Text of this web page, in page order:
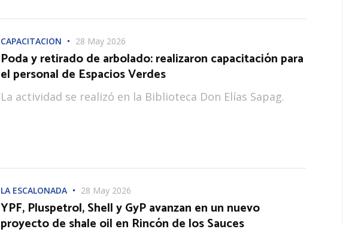
CAPACITACIÓN 28 May 2026
Poda y retirado de arbolado: realizaron capacitación para
el personal de Espacios Verdes
La actividad se realizó en la Biblioteca Don Elías Sapag.
LA ESCALONADA 28 May 2026
YPF, Pluspetrol, Shell y GyP avanzan en un nuevo
proyecto de shale oil en Rincón de los Sauces